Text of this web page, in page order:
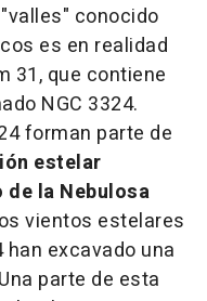
conocido
es en realidad
31, que contiene
NGC 3324.
forman parte de
estelar
la Nebulosa
vientos estelares
excavado una
parte de esta